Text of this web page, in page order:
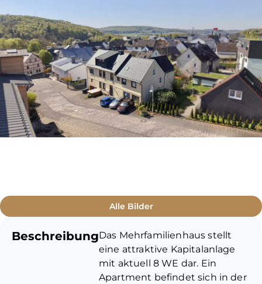
Alle Bilder
BeschreibungDas Mehrfamilienhaus stellt
eine attraktive Kapitalanlage
mit aktuell 8 WE dar. Ein
Apartment befindet sich in der